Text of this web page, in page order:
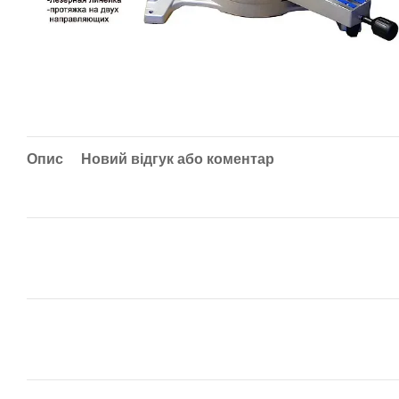
Опис Новий відгук або коментар